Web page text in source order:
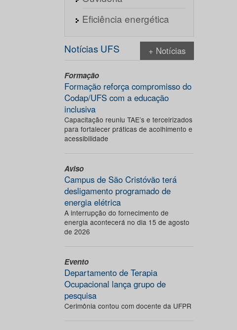
Eficiência energética
Notícias UFS + Notícias
Formação
Formação reforça compromisso do
Codap/UFS com a educação
inclusiva
Capacitação reuniu TAE’s e terceirizados
para fortalecer práticas de acolhimento e
acessibilidade
Aviso
Campus de São Cristóvão terá
desligamento programado de
energia elétrica
A interrupção do fornecimento de
energia acontecerá no dia 15 de agosto
de 2026
Evento
Departamento de Terapia
Ocupacional lança grupo de
pesquisa
Cerimônia contou com docente da UFPR